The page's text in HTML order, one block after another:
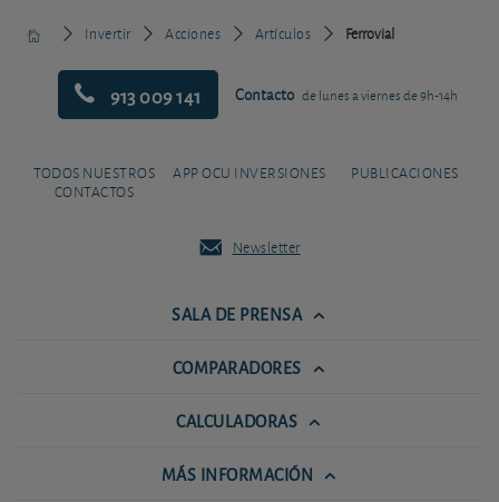
Invertir Acciones Artículos Ferrovial
913 009 141 Contacto de lunes a viernes de 9h-14h
TODOS NUESTROS
CONTACTOS
APP OCU INVERSIONES PUBLICACIONES
Newsletter
SALA DE PRENSA
COMPARADORES
CALCULADORAS
MÁS INFORMACIÓN